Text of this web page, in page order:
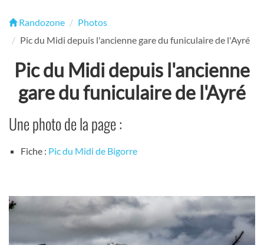
Randozone
Photos
Pic du Midi depuis l'ancienne gare du funiculaire de l'Ayré
Pic du Midi depuis l'ancienne
gare du funiculaire de l'Ayré
Une photo de la page :
Fiche : Pic du Midi de Bigorre